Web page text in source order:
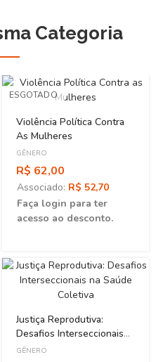
Categoria
ESGOTADO
Violência Política Contra
As Mulheres
GÊNERO
R$ 62,00
Associado: R$ 52,70
Faça login para ter
acesso ao desconto.
Justiça Reprodutiva:
Desafios Interseccionais
Na Saúde Coletiva
GÊNERO